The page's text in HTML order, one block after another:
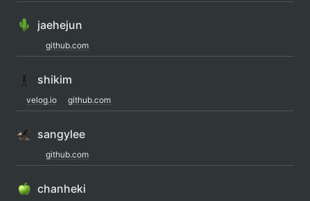
jaehejun
github.com
shikim
velog.io github.com
sangylee
github.com
chanheki